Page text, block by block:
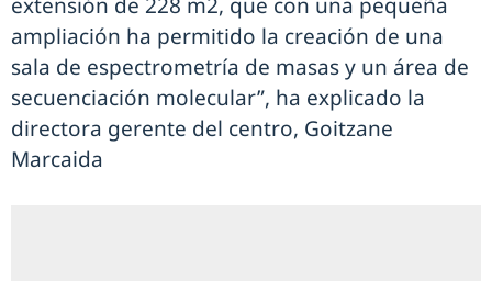
ampliación ha permitido la creación de una
sala de espectrometría de masas y un área de
secuenciación molecular”, ha explicado la
directora gerente del centro, Goitzane
Marcaida